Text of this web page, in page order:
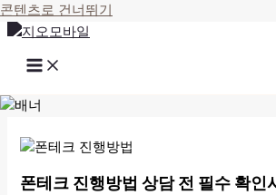
콘텐츠로 건너뛰기
폰테크 진행방법 상담 전 필수 확인